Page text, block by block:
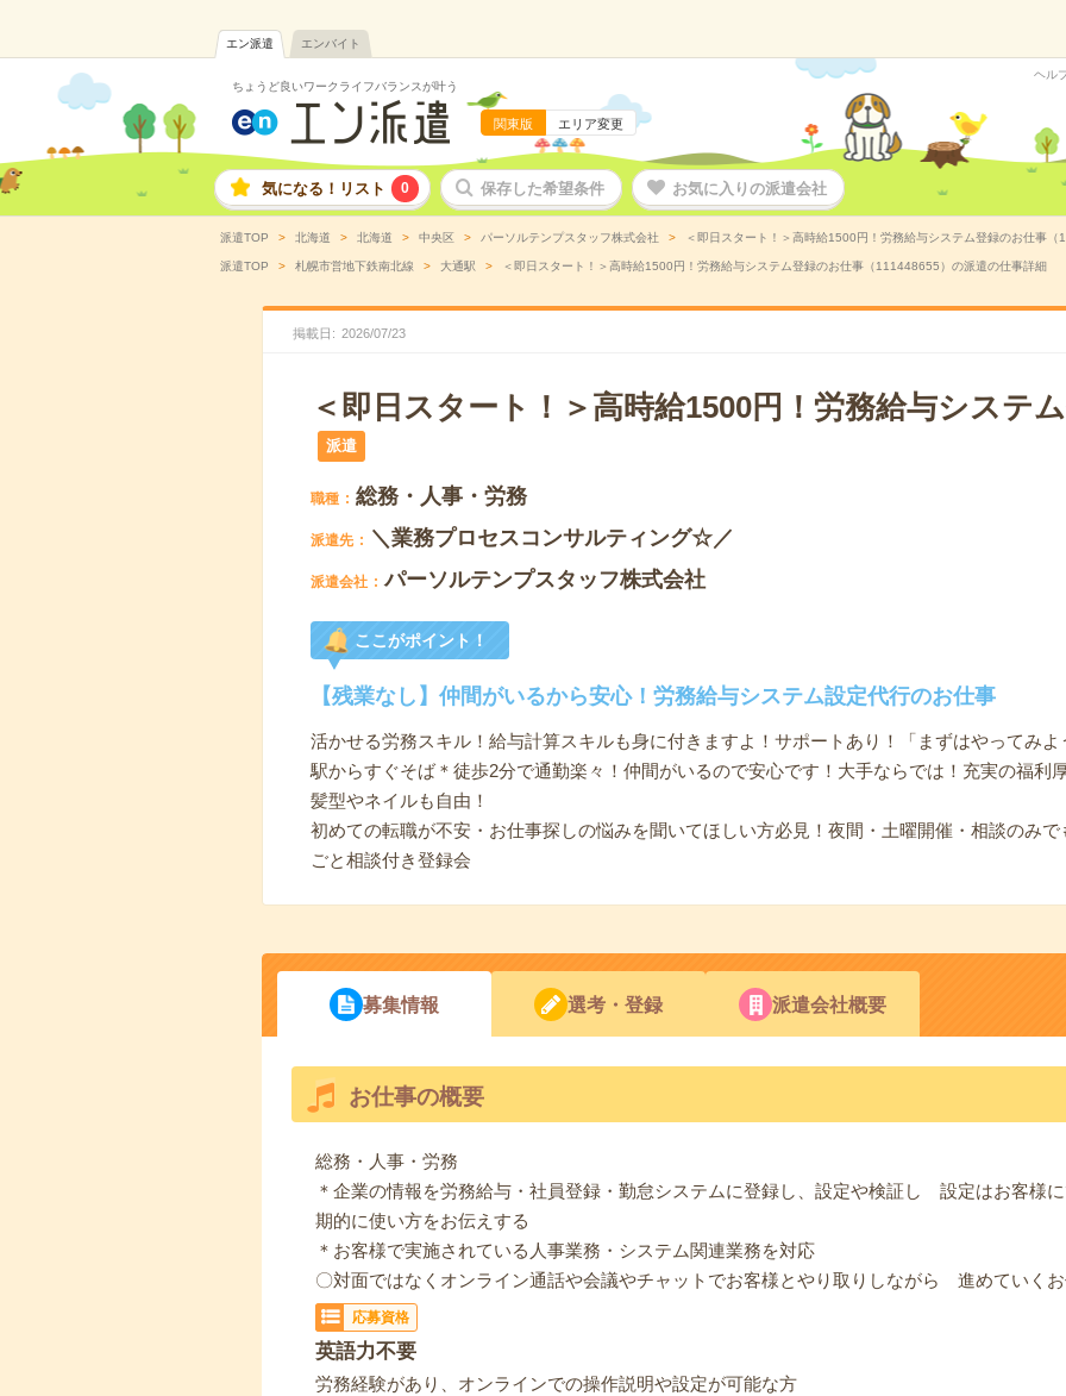
エン派遣 エンバイト
ちょうど良いワークライフバランスが叶う
関東版 エリア変更
ヘル
気になる！リスト 0 保存した希望条件 お気に入りの派遣会社
派遣TOP 北海道 北海道 中央区 パーソルテンプスタッフ株式会社 ＜即日スタート！＞高時給1500円！労務給与システム登録のお仕事
派遣TOP 札幌市営地下鉄南北線 大通駅 ＜即日スタート！＞高時給1500円！労務給与システム登録のお仕事（111448655）の派遣の仕事詳細
掲載日 2026/07/23
＜即日スタート！＞高時給1500円！労務給与システ
派遣
職種 総務・人事・労務
派遣先 ＼業務プロセスコンサルティング☆／
派遣会社 パーソルテンプスタッフ株式会社
ここがポイント！
【残業なし】仲間がいるから安心！労務給与システム設定代行のお仕事
活かせる労務スキル！給与計算スキルも身に付きますよ！サポートあり！「まずはやってみ
駅からすぐそば＊徒歩2分で通勤楽々！仲間がいるので安心です！大手ならでは！充実の福利
髪型やネイルも自由！
初めての転職が不安・お仕事探しの悩みを聞いてほしい方必見！夜間・土曜開催・相談のみ
ごと相談付き登録会
募集情報 選考・登録 派遣会社概要
お仕事の概要
総務・人事・労務
＊企業の情報を労務給与・社員登録・勤怠システムに登録し、設定や検証し 設定はお客様
期的に使い方をお伝えする
＊お客様で実施されている人事業務・システム関連業務を対応
〇対面ではなくオンライン通話や会議やチャットでお客様とやり取りしながら 進めていく
応募資格
英語力不要
労務経験があり、オンラインでの操作説明や設定が可能な方